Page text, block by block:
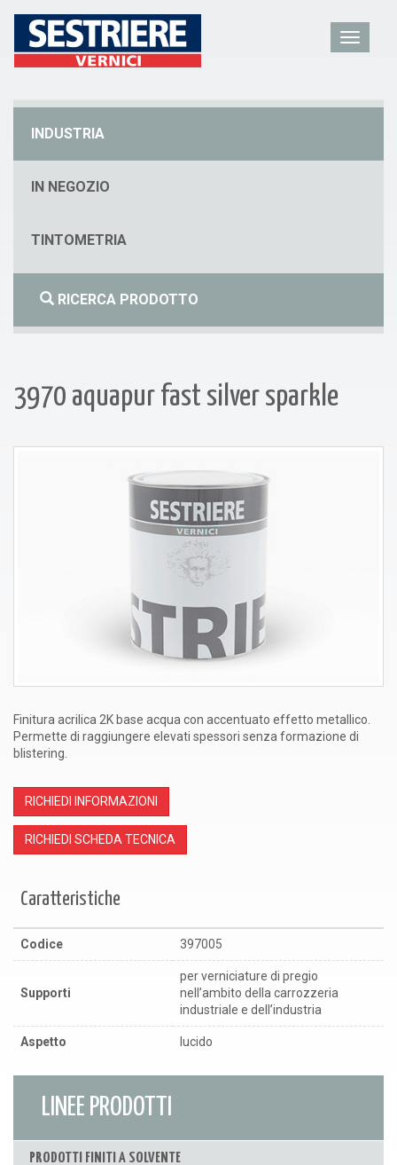
INDUSTRIA
IN NEGOZIO
TINTOMETRIA
RICERCA PRODOTTO
3970 aquapur fast silver sparkle
Finitura acrilica 2K base acqua con accentuato effetto metallico.
Permette di raggiungere elevati spessori senza formazione di
blistering.
RICHIEDI INFORMAZIONI
RICHIEDI SCHEDA TECNICA
Caratteristiche
Codice 397005
Supporti
per verniciature di pregio
nell’ambito della carrozzeria
industriale e dell’industria
Aspetto lucido
LINEE PRODOTTI
PRODOTTI FINITI A SOLVENTE